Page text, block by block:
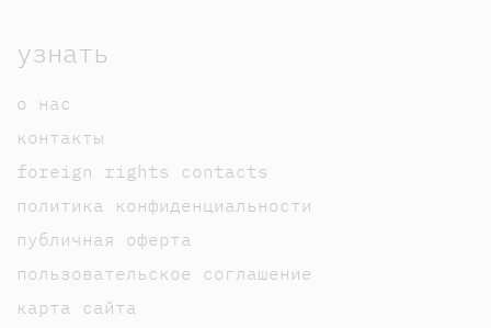
узнать
о нас
контакты
foreign rights contacts
политика конфиденциальности
публичная оферта
пользовательское соглашение
карта сайта